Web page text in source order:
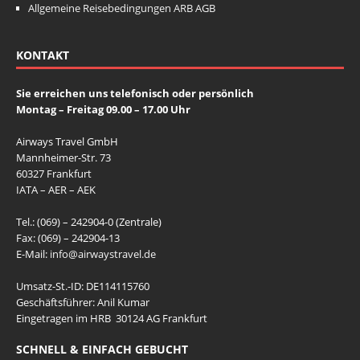
k
Allgemeine Reisebedingungen ARB AGB
KONTAKT
Sie erreichen uns telefonisch oder persönlich
Montag – Freitag 09.00 – 17.00 Uhr
Airways Travel GmbH
Mannheimer-Str. 73
60327 Frankfurt
IATA – AER – AEK
Tel.: (069) – 242904-0 (Zentrale)
Fax: (069) – 242904-13
E-Mail: info@airwaystravel.de
Umsatz-St.-ID: DE114115760
Geschäftsführer: Anil Kumar
Eingetragen im HRB 30124 AG Frankfurt
SCHNELL & EINFACH GEBUCHT